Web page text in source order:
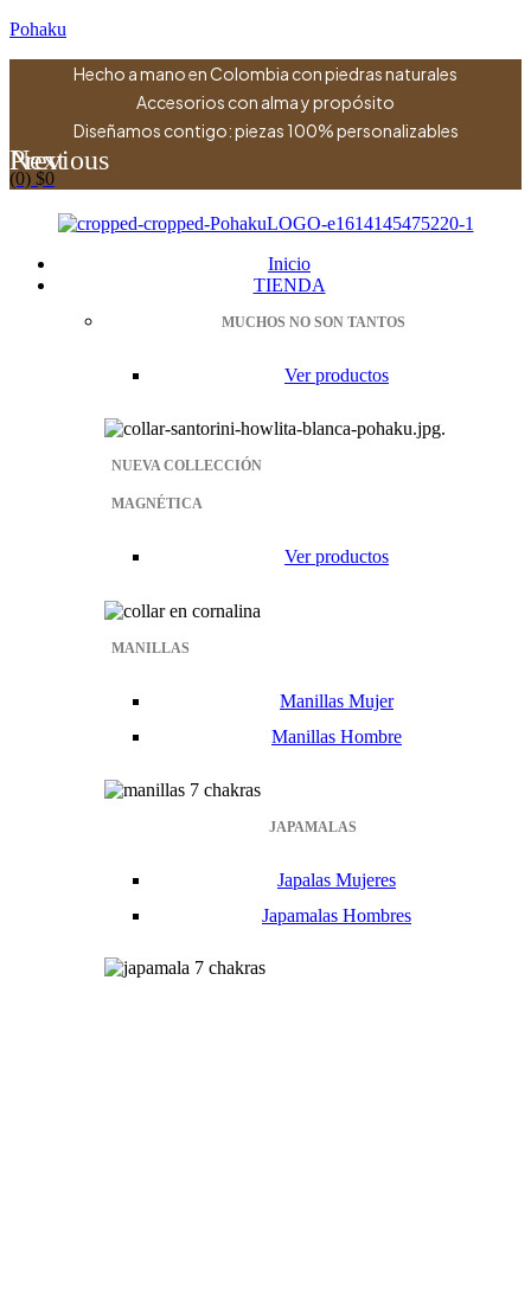
Pohaku
Hecho a mano en Colombia con piedras naturales
Accesorios con alma y propósito
Diseñamos contigo: piezas 100% personalizables
Previous
Next
(0) $0
Inicio
TIENDA
MUCHOS NO SON TANTOS
Ver productos
NUEVA COLLECCIÓN
MAGNÉTICA
Ver productos
MANILLAS
Manillas Mujer
Manillas Hombre
JAPAMALAS
Japalas Mujeres
Japamalas Hombres